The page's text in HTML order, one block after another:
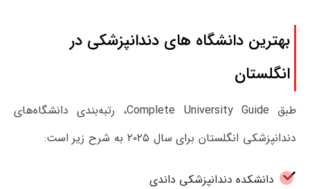
بهترین دانشگاه های دندانپزشکی در
انگلستان
طبق Complete University Guide، رتبه‌بندی دانشگاه‌های
دندانپزشکی انگلستان برای سال ۲۰۲۵ به شرح زیر است:
دانشکده دندانپزشکی داندی